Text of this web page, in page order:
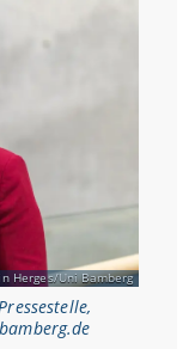
Herges/Uni Bamberg